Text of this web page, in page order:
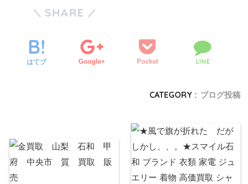
SHARE
はてブ Google+ Pocket LINE
CATEGORY : ブログ投稿